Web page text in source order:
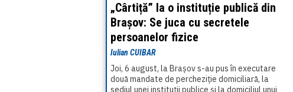
„Cârtiță” la o instituție publică din
Brașov: Se juca cu secretele
persoanelor fizice
Iulian CUIBAR
Joi, 6 august, la Brașov s-au pus în executare
două mandate de percheziție domiciliară, la
sediul unei instituții publice și la domiciliul unui